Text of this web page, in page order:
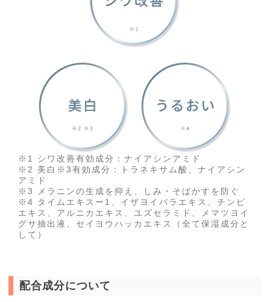
※1 シワ改善有効成分：ナイアシンアミド
※2 美白※3有効成分：トラネキサム酸、ナイアシン
アミド
※3 メラニンの生成を抑え、しみ・そばかすを防ぐ
※4 タイムエキスー1、イザヨイバラエキス、チンピ
エキス、アルニカエキス、ユズセラミド、メマツヨイ
グサ抽出液、セイヨウハッカエキス（全て保湿成分と
して）
配合成分について